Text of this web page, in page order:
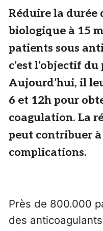
Réduire la durée
biologique à 15
patients sous
c’est l’objectif
Aujourd’hui, il
6 et 12h pour
coagulation. La
peut contribuer
complications.
Près de 800.000
des